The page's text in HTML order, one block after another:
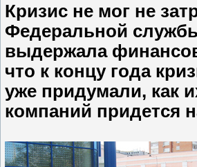
Кризис не мог не
Федеральной
выдержала
что к концу года
уже придумали, как
компаний придется